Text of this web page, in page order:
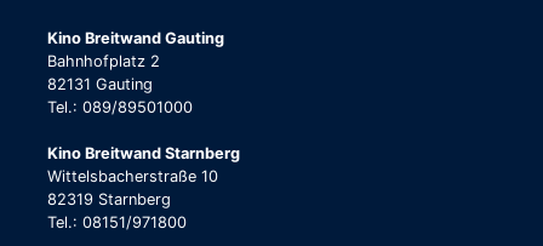
Kino Breitwand Gauting
Bahnhofplatz 2
82131 Gauting
Tel.: 089/89501000
Kino Breitwand Starnberg
Wittelsbacherstraße 10
82319 Starnberg
Tel.: 08151/971800